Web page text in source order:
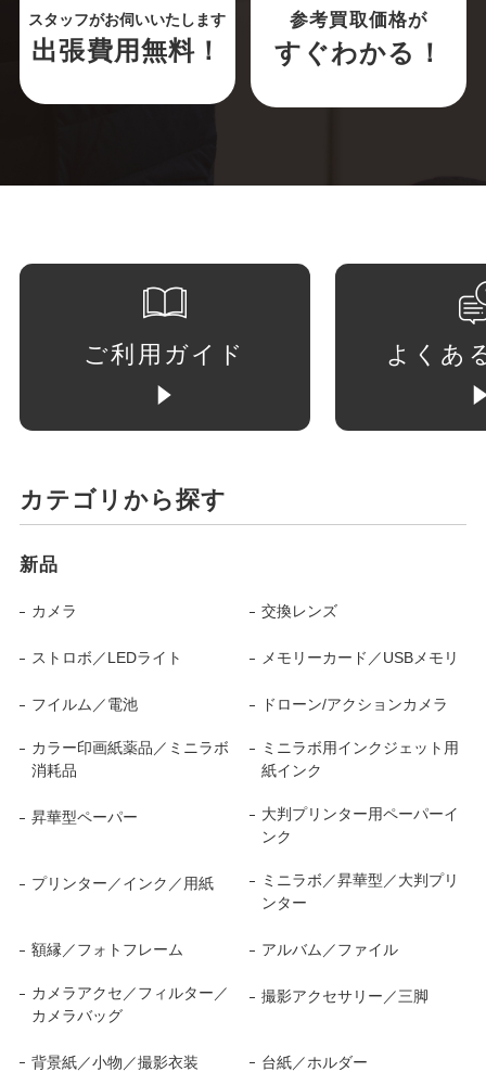
スタッフがお伺いいたします
出張費用無料！
参考買取価格が
すぐわかる！
ご利用ガイド よくあ
カテゴリから探す
新品
カメラ 交換レンズ
ストロボ／LEDライト メモリーカード／USBメモリ
フイルム／電池 ドローン/アクションカメラ
カラー印画紙薬品／ミニラボ
消耗品
ミニラボ用インクジェット用
紙インク
昇華型ペーパー
大判プリンター用ペーパーイ
ンク
プリンター／インク／用紙
ミニラボ／昇華型／大判プリ
ンター
額縁／フォトフレーム アルバム／ファイル
カメラアクセ／フィルター／
カメラバッグ
撮影アクセサリー／三脚
背景紙／小物／撮影衣装 台紙／ホルダー